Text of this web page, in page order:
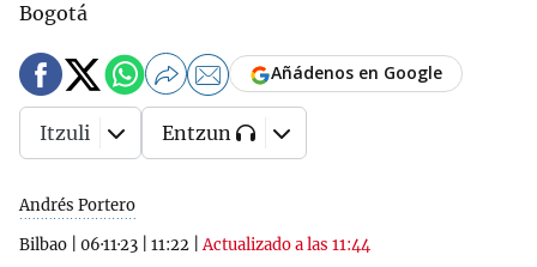
Bogotá
Andrés Portero
Bilbao
06·11·23 11:22 |Actualizado a las 11:44
Añádenos en Google
Itzuli Entzun